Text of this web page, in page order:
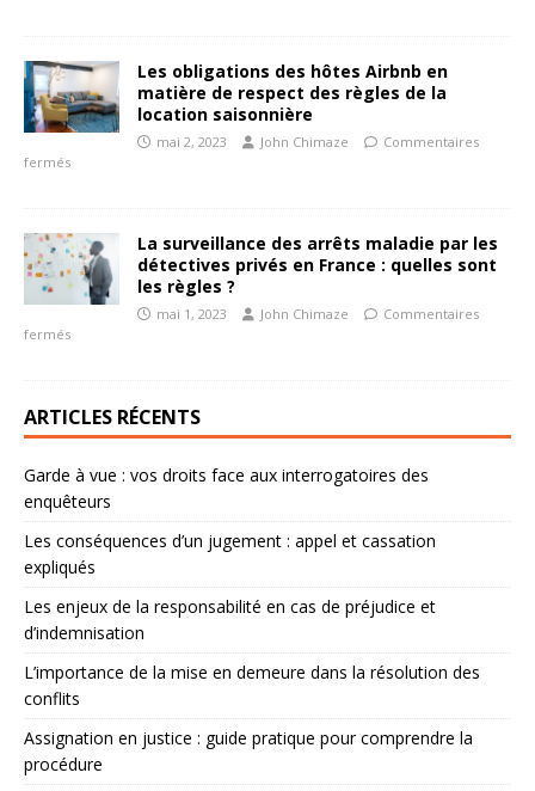
Les obligations des hôtes Airbnb en
matière de respect des règles de la
location saisonnière
mai 2, 2023 John Chimaze
Commentaires
fermés
La surveillance des arrêts maladie par les
détectives privés en France : quelles sont
les règles ?
mai 1, 2023 John Chimaze
Commentaires
fermés
ARTICLES RÉCENTS
Garde à vue : vos droits face aux interrogatoires des
enquêteurs
Les conséquences d’un jugement : appel et cassation
expliqués
Les enjeux de la responsabilité en cas de préjudice et
d’indemnisation
L’importance de la mise en demeure dans la résolution des
conflits
Assignation en justice : guide pratique pour comprendre la
procédure